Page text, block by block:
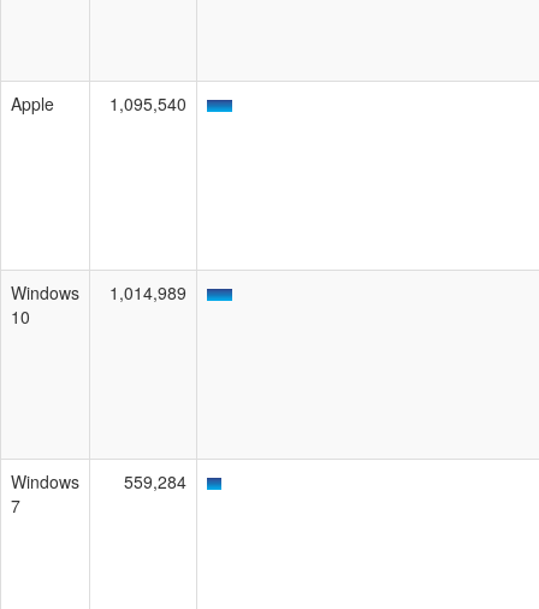
Apple 1,095,540
Windows
10
1,014,989
Windows
7
559,284